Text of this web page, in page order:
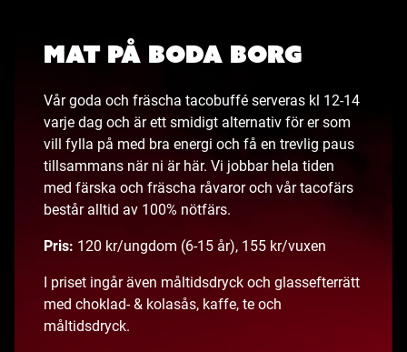
Mat på Boda Borg
Vår goda och fräscha tacobuffé serveras kl 12-14
varje dag och är ett smidigt alternativ för er som
vill fylla på med bra energi och få en trevlig paus
tillsammans när ni är här. Vi jobbar hela tiden
med färska och fräscha råvaror och vår tacofärs
består alltid av 100% nötfärs.
Pris: 120 kr/ungdom (6-15 år), 155 kr/vuxen
I priset ingår även måltidsdryck och glassefterrätt
med choklad- & kolasås, kaffe, te och
måltidsdryck.